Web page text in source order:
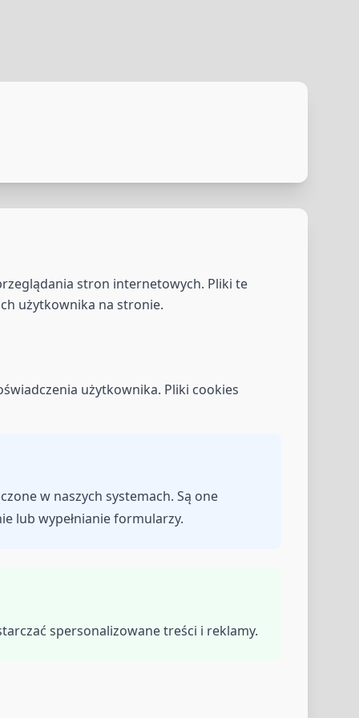
stron internetowych. Pliki te
użytkownika na stronie.
użytkownika. Pliki cookies
w naszych systemach. Są one
lub wypełnianie formularzy.
spersonalizowane treści i reklamy.